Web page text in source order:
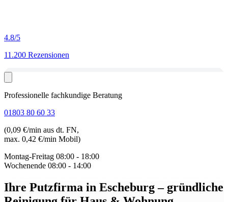
4.8/5
11.200 Rezensionen
Professionelle fachkundige Beratung
01803 80 60 33
(0,09 €/min aus dt. FN,
max. 0,42 €/min Mobil)
Montag-Freitag 08:00 - 18:00
Wochenende 08:00 - 14:00
Ihre Putzfirma in Escheburg– gründliche